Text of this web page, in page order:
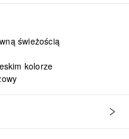
świeżością
kolorze